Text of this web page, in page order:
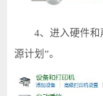
4、进入硬件和
源计划”。